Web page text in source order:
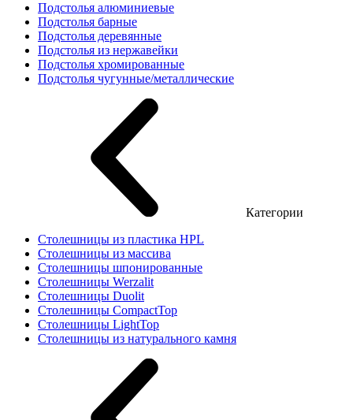
Подстолья алюминиевые
Подстолья барные
Подстолья деревянные
Подстолья из нержавейки
Подстолья хромированные
Подстолья чугунные/металлические
Категории
Столешницы из пластика HPL
Столешницы из массива
Столешницы шпонированные
Столешницы Werzalit
Столешницы Duolit
Столешницы CompactTop
Столешницы LightTop
Столешницы из натурального камня